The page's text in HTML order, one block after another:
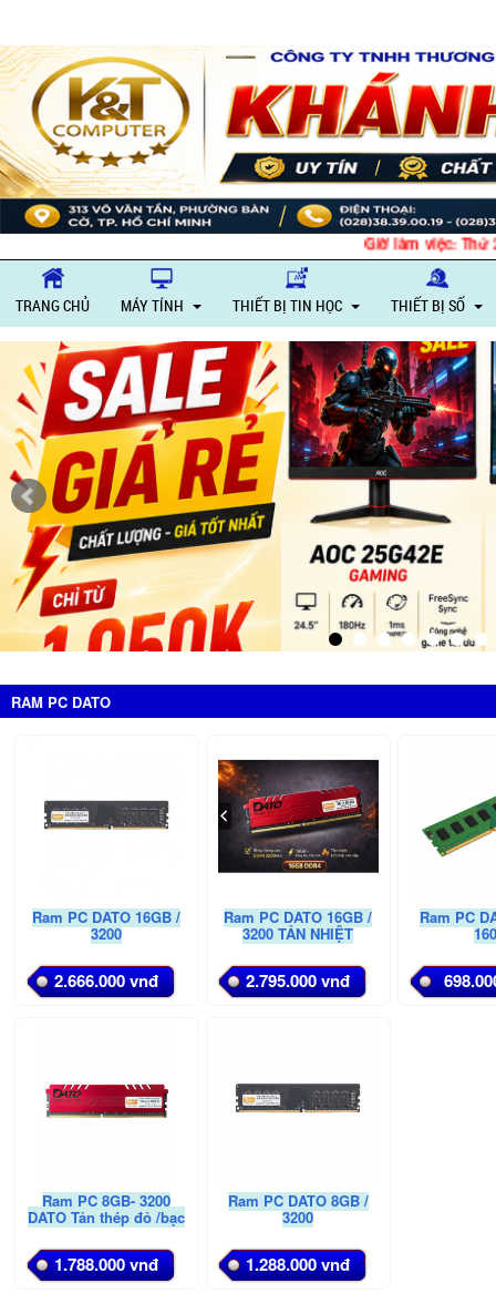
Giờ làm việc: Thứ
TRANG CHỦ MÁY TÍNH THIẾT BỊ TIN HỌC THIẾT BỊ SỐ
RAM PC DATO
Ram PC DATO 16GB /
3200
2.666.000 vnđ
Ram PC DATO 16GB /
3200 TẢN NHIỆT
2.795.000 vnđ
Ram PC
Ram PC 8GB- 3200
DATO Tản thép đỏ /bạc
1.788.000 vnđ
Ram PC DATO 8GB /
3200
1.288.000 vnđ